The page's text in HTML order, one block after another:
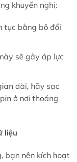
khuyến nghị:
tục bằng bộ đổi
sẽ gây áp lực
dài, hãy sạc
ở nơi thoáng
liệu
bạn nên kích hoạt